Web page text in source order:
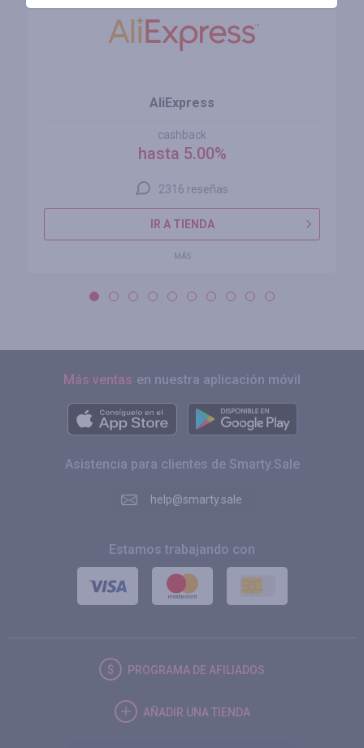
AliExpress
cashback
hasta 5.00%
2316 reseñas
IR A TIENDA
MÁS
Más ventas en nuestra aplicación móvil
Asistencia para clientes de Smarty.Sale
help@smarty.sale
Estamos trabajando con
PROGRAMA DE AFILIADOS
AÑADIR UNA TIENDA